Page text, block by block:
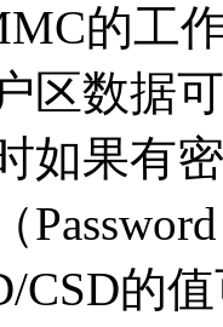
的工作
数据可
有密
的值